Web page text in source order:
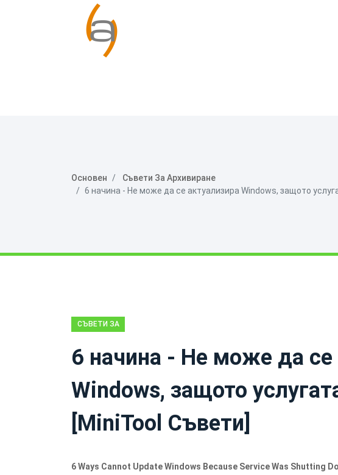
Основен
Съвети За Архивиране
6 начина - Не може да се актуализира Windows, защото
СЪВЕТИ ЗА
6 начина - Не може да се
Windows, защото
[MiniTool Съвети]
6 Ways Cannot Update Windows Because Service Was Shutting